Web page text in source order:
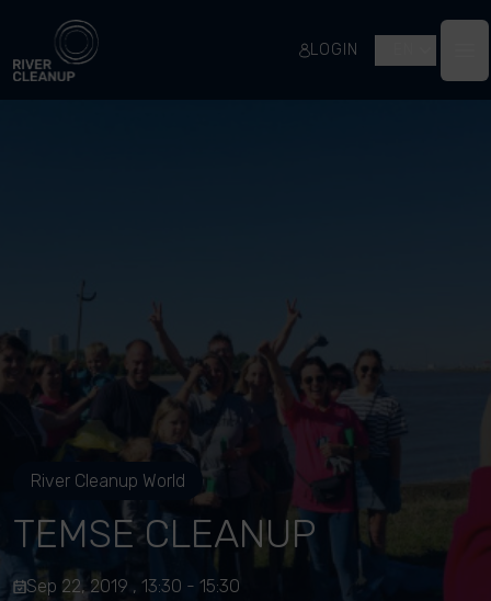
River Cleanup
LOGIN
River Cleanup World
TEMSE CLEANUP
Sep 22, 2019 , 13:30 - 15:30